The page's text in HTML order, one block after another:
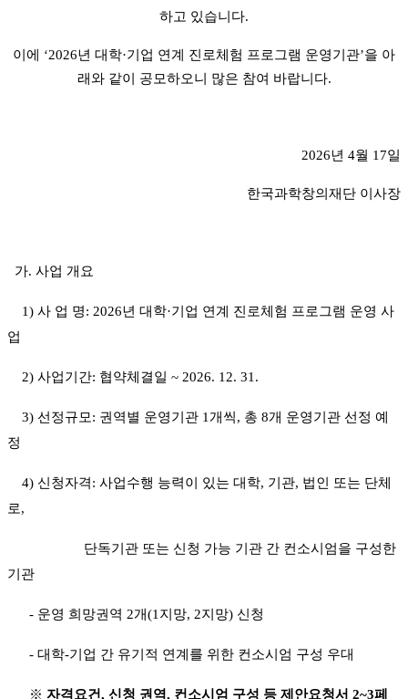
하고 있습니다.
이에 ‘2026년 대학·기업 연계 진로체험 프로그램 운영기관’을 아
래와 같이 공모하오니 많은 참여 바랍니다.
2026년 4월 17일
한국과학창의재단 이사장
가. 사업 개요
1) 사 업 명: 2026년 대 학·기업 연계 진로체험 프로그램 운영 사
업
2) 사업기간: 협약체결일 ~ 2026. 12. 31.
3) 선정규모: 권역별 운영기관 1개씩, 총 8개 운영기관 선정 예
정
4) 신청자격: 사업수행 능력이 있는 대학, 기관, 법인 또는 단체
로,
단독기관 또는 신청 가능 기관 간 컨소시엄을 구성한
기관
- 운영 희망권역 2개(1지망, 2지망) 신청
- 대학-기업 간 유기적 연계를 위한 컨소시엄 구성 우대
※ 자격요건, 신청 권역, 컨소시엄 구성 등 제안요청서 2~3페